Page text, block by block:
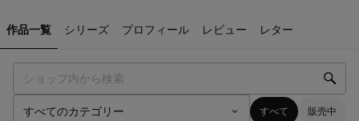
作品一覧 シリーズ プロフィール レビュー レター
すべて 販売中